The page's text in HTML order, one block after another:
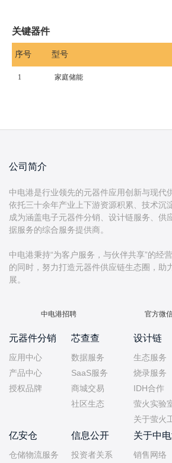
关键器件
序号 型号
1 家庭储能
公司简介
中电港是行业领先的元器件应用创新与现代
依托三十余年产业上下游资源积累、技术沉
成为涵盖电子元器件分销、设计链服务、供
据服务的综合服务提供商。
中电港秉持“为客户服务，与伙伴共享”的经
的同时，努力打造元器件供应链生态圈，助
中电港招聘 官方微
元器件分销
应用中心
产品中心
授权品牌
芯查查
数据服务
SaaS服务
商城交易
社区生态
设计链
生态服务
烧录服务
IDH合作
萤火实验
关于萤火
亿安仓
仓储物流服务
信息公开
投资者关系
关于中
销售网络